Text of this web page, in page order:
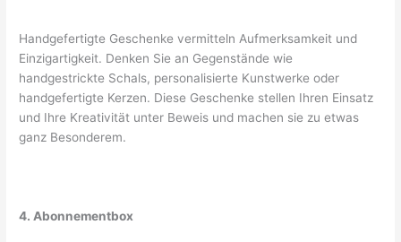
Handgefertigte Geschenke vermitteln Aufmerksamkeit und
Einzigartigkeit. Denken Sie an Gegenstände wie
handgestrickte Schals, personalisierte Kunstwerke oder
handgefertigte Kerzen. Diese Geschenke stellen Ihren Einsatz
und Ihre Kreativität unter Beweis und machen sie zu etwas
ganz Besonderem.
4. Abonnementbox